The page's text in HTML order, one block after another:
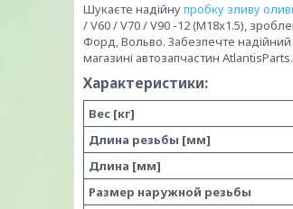
Шукаєте надійнупробку зливу
/ V60 / V70 / V90 -12 (M18x1.5),
Форд, Вольво. Забезпечте надійний
магазині автозапчастин
Характеристики:
Вес [кг]
Длина резьбы [мм]
Длина [мм]
Размер наружной резьбы